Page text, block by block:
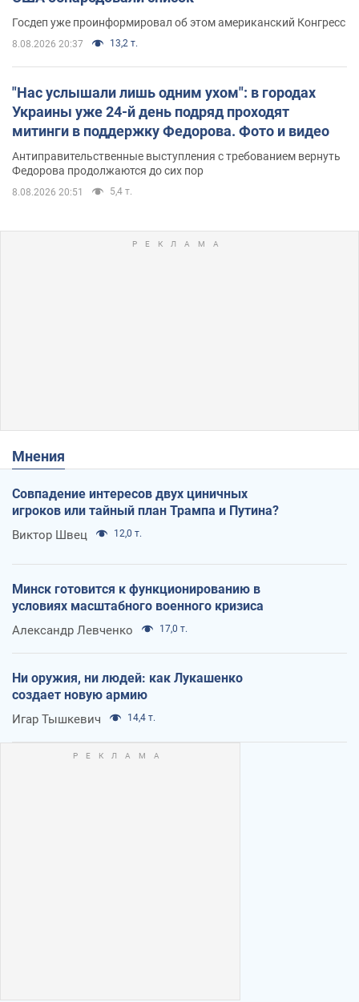
Госдеп уже проинформировал об этом американский Конгресс
8.08.2026 20:37 13,2 т.
"Нас услышали лишь одним ухом": в городах
Украины уже 24-й день подряд проходят
митинги в поддержку Федорова. Фото и видео
Антиправительственные выступления с требованием вернуть
Федорова продолжаются до сих пор
8.08.2026 20:51 5,4 т.
Мнения
Совпадение интересов двух циничных
игроков или тайный план Трампа и Путина?
Виктор Швец 12,0 т.
Минск готовится к функционированию в
условиях масштабного военного кризиса
Александр Левченко 17,0 т.
Ни оружия, ни людей: как Лукашенко
создает новую армию
Игар Тышкевич 14,4 т.